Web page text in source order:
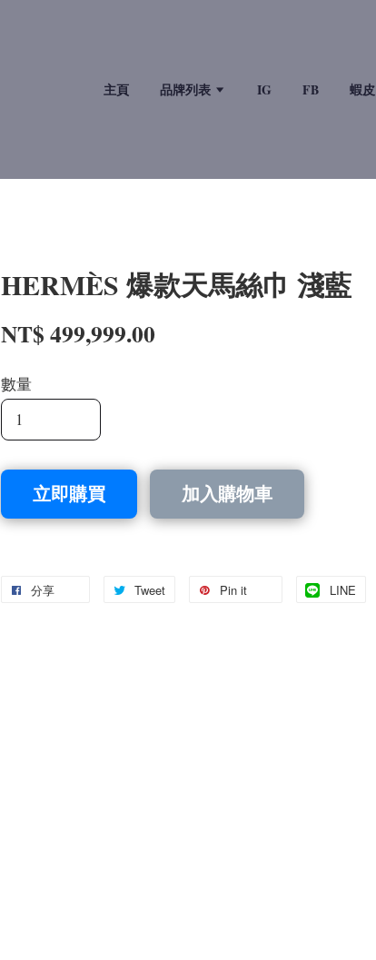
主頁 品牌列表 IG FB 蝦皮
HERMÈS 爆款天馬絲巾 淺藍
NT$ 499,999.00
數量
立即購買 加入購物車
分享 Tweet Pin it LINE